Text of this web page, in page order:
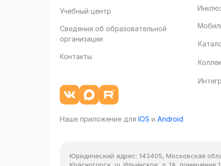
Учебный центр
Сведения об образовательной
организации
Контакты
Наше приложение для IOS и Android
Юридический адрес: 143405, Московская